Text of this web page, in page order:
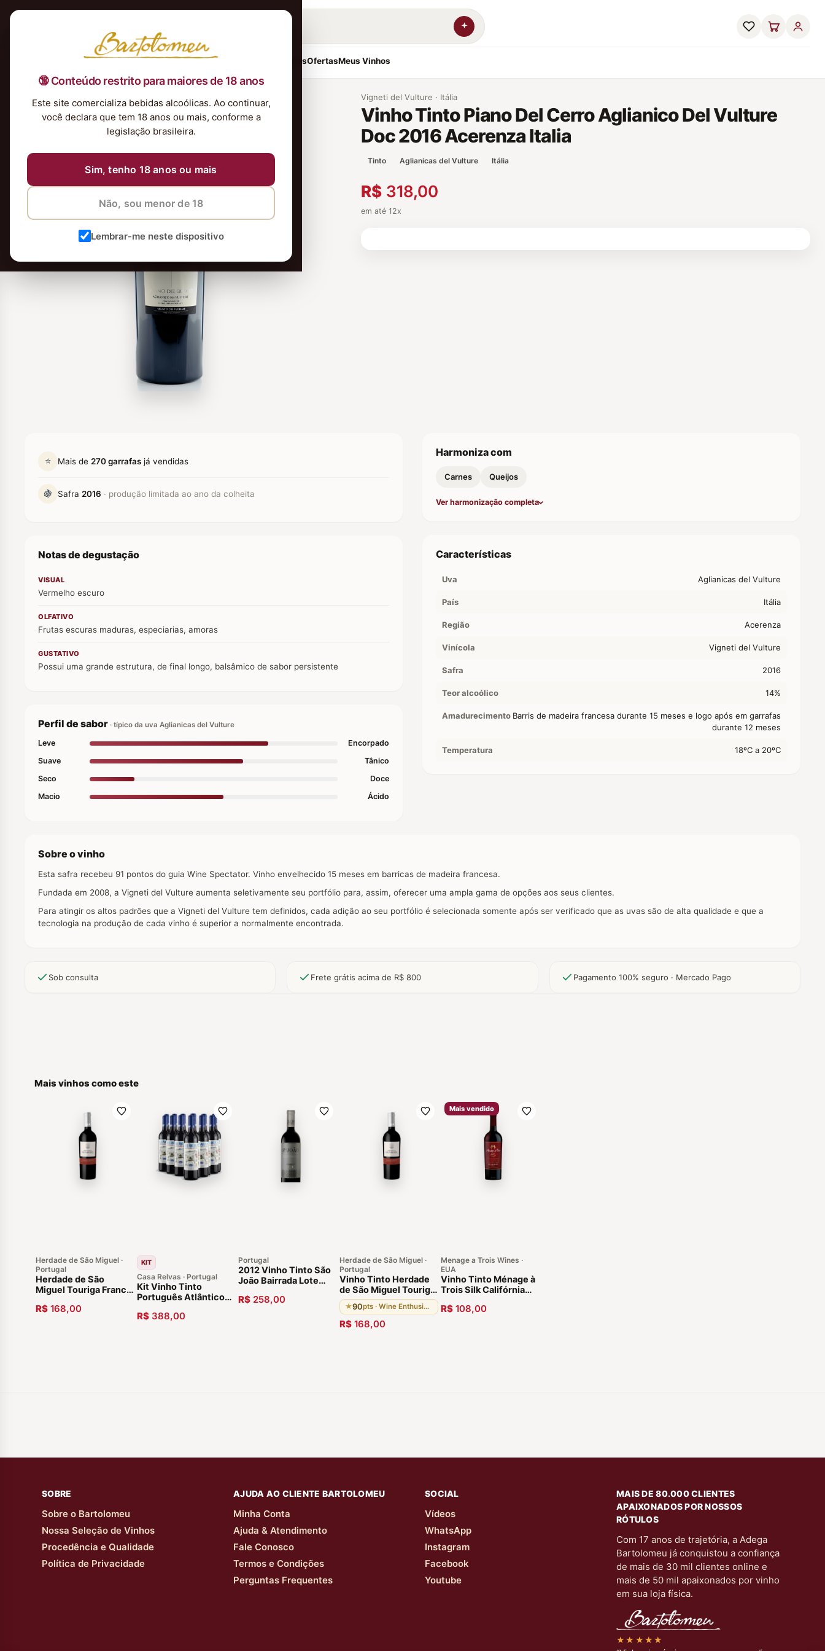
🔞 Conteúdo restrito para maiores de 18 anos
Este site comercializa bebidas alcoólicas. Ao continuar,
você declara que tem 18 anos ou mais, conforme a
legislação brasileira.
Sim, tenho 18 anos ou mais
Não, sou menor de 18
Lembrar-me neste dispositivo
Nossa Seleção TintosBrancosEspumantesRosés Kits & PresentesOfertasMeus Vinhos
Vigneti del Vulture · Itália
Vinho Tinto Piano Del Cerro Aglianico Del Vulture
Doc 2016 Acerenza Italia
Tinto Aglianicas del Vulture Itália
R$ 318,00
em até 12x
⭐ Mais de 270 garrafas já vendidas
🍇 Safra 2016 · produção limitada ao ano da colheita
Notas de degustação
VISUAL
Vermelho escuro
OLFATIVO
Frutas escuras maduras, especiarias, amoras
GUSTATIVO
Possui uma grande estrutura, de final longo, balsâmico de sabor persistente
Perfil de sabor · típico da uva Aglianicas del Vulture
Leve
Encorpado
Suave
Tânico
Seco
Doce
Macio
Ácido
Harmoniza com
Carnes Queijos
Ver harmonização completa
Características
Uva Aglianicas del Vulture
País Itália
Região Acerenza
Vinícola Vigneti del Vulture
Safra 2016
Teor alcoólico 14%
Amadurecimento Barris de madeira francesa durante 15 meses e logo após em garrafas
durante 12 meses
Temperatura 18ºC a 20ºC
Sobre o vinho
Esta safra recebeu 91 pontos do guia Wine Spectator. Vinho envelhecido 15 meses em barricas de madeira francesa.
Fundada em 2008, a Vigneti del Vulture aumenta seletivamente seu portfólio para, assim, oferecer uma ampla gama de opções aos seus clientes.
Para atingir os altos padrões que a Vigneti del Vulture tem definidos, cada adição ao seu portfólio é selecionada somente após ser verificado que as uvas são de alta qualidade e que a
tecnologia na produção de cada vinho é superior a normalmente encontrada.
Sob consulta Frete grátis acima de R$ 800 Pagamento 100% seguro · Mercado Pago
Mais vinhos como este
Herdade de São Miguel ·
Portugal
Herdade de São
Miguel Touriga Franca
de Portugal
R$ 168,00
KIT
Casa Relvas · Portugal
Kit Vinho Tinto
Português Atlântico
- 12 garrafas
R$ 388,00
Portugal
2012 Vinho Tinto São
João Bairrada Lote
Especial Português
Beiras
R$ 258,00
Herdade de São Miguel ·
Portugal
Vinho Tinto Herdade
de São Miguel Touriga
Franca 2018 Alentejo
Portugal
★90 pts · Wine Enthusiast
R$ 168,00
Mais vendido
Menage a Trois Wines ·
EUA
Vinho Tinto Ménage à
Trois Silk Califórnia
R$ 108,00
SOBRE
Sobre o Bartolomeu
Nossa Seleção de Vinhos
Procedência e Qualidade
Política de Privacidade
AJUDA AO CLIENTE BARTOLOMEU
Minha Conta
Ajuda & Atendimento
Fale Conosco
Termos e Condições
Perguntas Frequentes
SOCIAL
Vídeos
WhatsApp
Instagram
Facebook
Youtube
MAIS DE 80.000 CLIENTES
APAIXONADOS POR NOSSOS
RÓTULOS
Com 17 anos de trajetória, a Adega
Bartolomeu já conquistou a confiança
de mais de 30 mil clientes online e
mais de 50 mil apaixonados por vinho
em sua loja física.
★★★★★